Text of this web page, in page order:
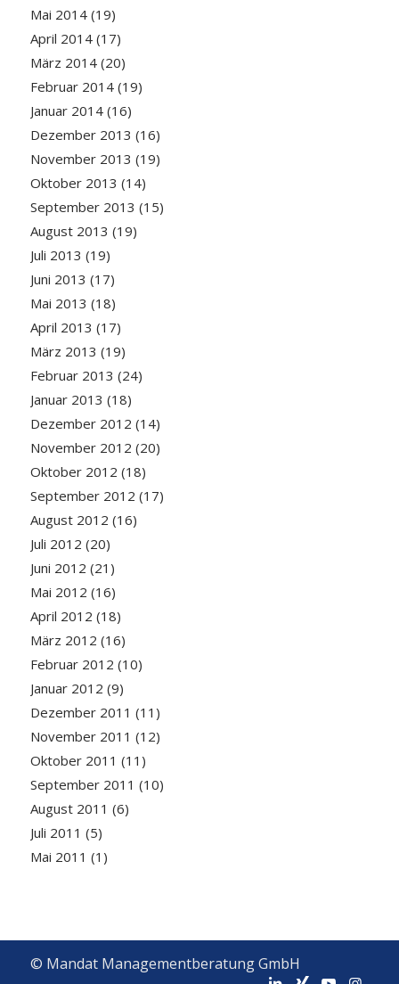
Mai 2014(19)
April 2014(17)
März 2014(20)
Februar 2014(19)
Januar 2014(16)
Dezember 2013 (16)
November 2013 (19)
Oktober 2013 (14)
September 2013 (15)
August 2013 (19)
Juli 2013 (19)
Juni 2013 (17)
Mai 2013 (18)
April 2013 (17)
März 2013 (19)
Februar 2013 (24)
Januar 2013 (18)
Dezember 2012 (14)
November 2012 (20)
Oktober 2012 (18)
September 2012 (17)
August 2012 (16)
Juli 2012 (20)
Juni 2012 (21)
Mai 2012 (16)
April 2012 (18)
März 2012 (16)
Februar 2012 (10)
Januar 2012 (9)
Dezember 2011 (11)
November 2011 (12)
Oktober 2011 (11)
September 2011 (10)
August 2011 (6)
Juli 2011 (5)
Mai 2011 (1)
© Mandat Managementberatung GmbH